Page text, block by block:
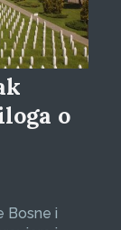
o
Bosne i